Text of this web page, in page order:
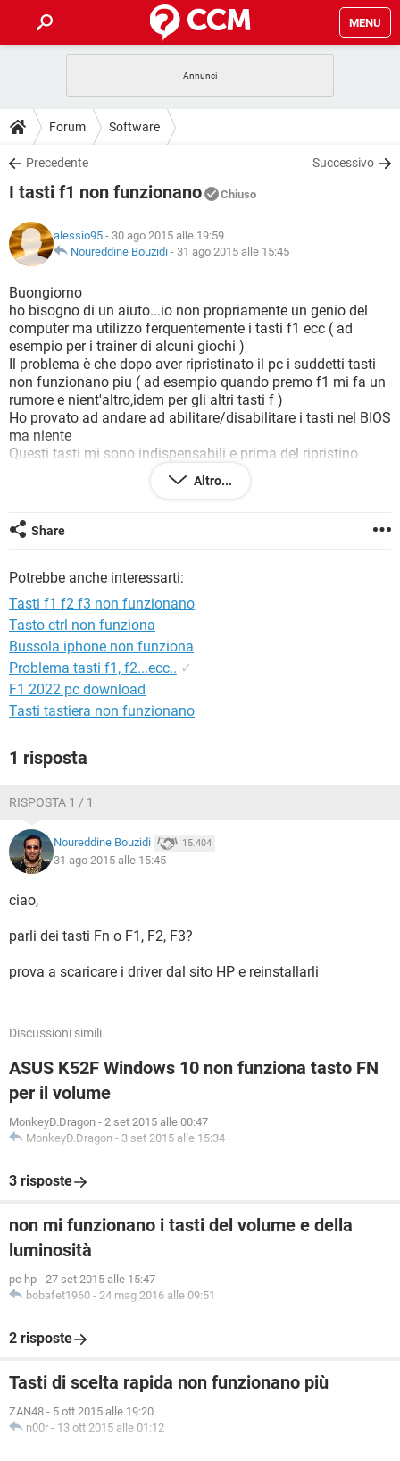
MENU
INTRATTENIMENTO
iOS
INSTAGRAM WHATSAPP
TIKTOK
HARDWARE
GUIDE
COVID-19
INSTAGRAM WHATSAPP
TIKTOK
HARDWARE
DOWNLOAD
COVID-19 GAMING
INTRATTENIMENTO
iOS WINDOWS 10
INSTAGRAM
TIKTOK FACEBOOK
HARDWARE
COVID-19 GAMING
INTRATTENIMENTO
iOS
INSTAGRAM WHATSAPP
TIKTOK FACEBOOK
HARDWARE
GLOSSARIO
COVID-19
INTRATTENIMENTO ANDROID
iOS WINDOWS 10
INSTAGRAM WHATSAPP
TIKTOK FACEBOOK
HARDWARE
Forum Software
Precedente Successivo
I tasti f1 non funzionano Chiuso
alessio95 - 30 ago 2015 alle 19:59
Noureddine Bouzidi - 31 ago 2015 alle 15:45
Buongiorno
ho bisogno di un aiuto...io non propriamente un genio del
computer ma utilizzo ferquentemente i tasti f1 ecc ( ad
esempio per i trainer di alcuni giochi )
Il problema è che dopo aver ripristinato il pc i suddetti tasti
non funzionano piu ( ad esempio quando premo f1 mi fa un
rumore e nient'altro,idem per gli altri tasti f )
Ho provato ad andare ad abilitare/disabilitare i tasti nel BIOS
ma niente
Questi tasti mi sono indispensabili e prima del ripristino
funzionavano correttamente...come faccio a farli tornare
Grazie
Altro...
Share
Potrebbe anche interessarti:
Tasti f1 f2 f3 non funzionano
Tasto ctrl non funziona
Bussola iphone non funziona
Problema tasti f1, f2...ecc.. ✓
F1 2022 pc download
Tasti tastiera non funzionano
1 risposta
RISPOSTA 1 / 1
Noureddine Bouzidi 15.404
31 ago 2015 alle 15:45
ciao,
parli dei tasti Fn o F1, F2, F3?
prova a scaricare i driver dal sito HP e reinstallarli
Discussioni simili
ASUS K52F Windows 10 non funziona tasto FN
per il volume
MonkeyD.Dragon - 2 set 2015 alle 00:47
MonkeyD.Dragon - 3 set 2015 alle 15:34
3 risposte
non mi funzionano i tasti del volume e della
luminosità
pc hp - 27 set 2015 alle 15:47
bobafet1960 - 24 mag 2016 alle 09:51
2 risposte
Tasti di scelta rapida non funzionano più
ZAN48 - 5 ott 2015 alle 19:20
n00r - 13 ott 2015 alle 01:12